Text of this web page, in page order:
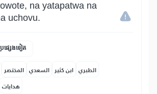
na yatapatwa na
uchovu.
ផ្សេងទៀត
المختصر السعدي ابن كثير الطبري
هدايات